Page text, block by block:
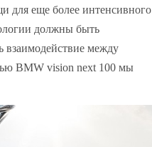
для еще более интенсивного
должны быть
взаимодействие между
BMW vision next 100 мы